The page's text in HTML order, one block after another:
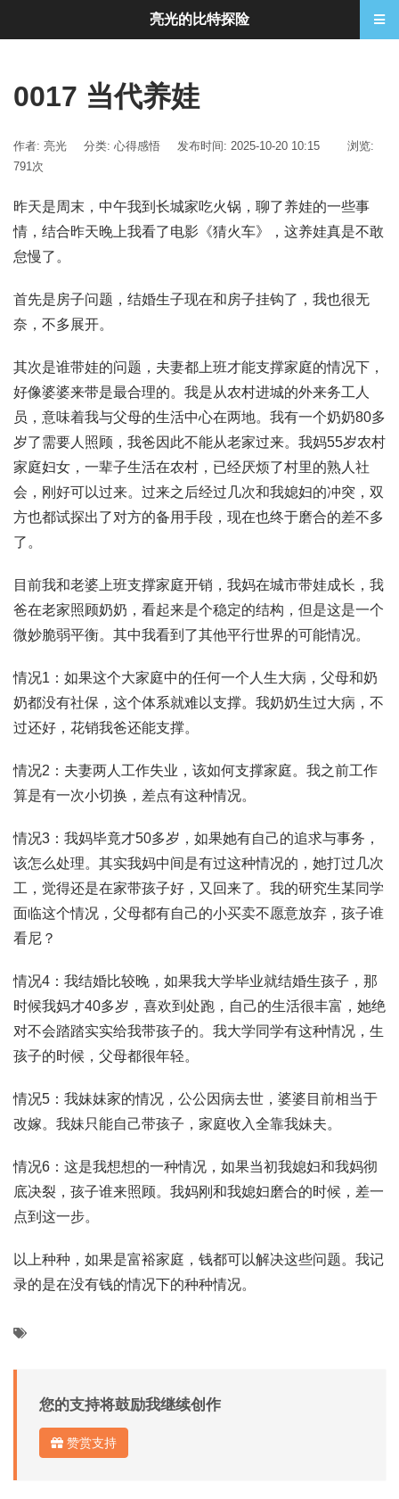
0017 当代养娃
作者: 亮光 分类: 心得感悟 发布时间: 2025-10-20 10:15
浏览:
791次
昨天是周末，中午我到长城家吃火锅，聊了养娃的一些事
情，结合昨天晚上我看了电影《猜火车》，这养娃真是不敢
怠慢了。
首先是房子问题，结婚生子现在和房子挂钩了，我也很无
奈，不多展开。
其次是谁带娃的问题，夫妻都上班才能支撑家庭的情况下，
好像婆婆来带是最合理的。我是从农村进城的外来务工人
员，意味着我与父母的生活中心在两地。我有一个奶奶80多
岁了需要人照顾，我爸因此不能从老家过来。我妈55岁农村
家庭妇女，一辈子生活在农村，已经厌烦了村里的熟人社
会，刚好可以过来。过来之后经过几次和我媳妇的冲突，双
方也都试探出了对方的备用手段，现在也终于磨合的差不多
了。
目前我和老婆上班支撑家庭开销，我妈在城市带娃成长，我
爸在老家照顾奶奶，看起来是个稳定的结构，但是这是一个
微妙脆弱平衡。其中我看到了其他平行世界的可能情况。
情况1：如果这个大家庭中的任何一个人生大病，父母和奶
奶都没有社保，这个体系就难以支撑。我奶奶生过大病，不
过还好，花销我爸还能支撑。
情况2：夫妻两人工作失业，该如何支撑家庭。我之前工作
算是有一次小切换，差点有这种情况。
情况3：我妈毕竟才50多岁，如果她有自己的追求与事务，
该怎么处理。其实我妈中间是有过这种情况的，她打过几次
工，觉得还是在家带孩子好，又回来了。我的研究生某同学
面临这个情况，父母都有自己的小买卖不愿意放弃，孩子谁
看尼？
情况4：我结婚比较晚，如果我大学毕业就结婚生孩子，那
时候我妈才40多岁，喜欢到处跑，自己的生活很丰富，她绝
对不会踏踏实实给我带孩子的。我大学同学有这种情况，生
孩子的时候，父母都很年轻。
情况5：我妹妹家的情况，公公因病去世，婆婆目前相当于
改嫁。我妹只能自己带孩子，家庭收入全靠我妹夫。
情况6：这是我想想的一种情况，如果当初我媳妇和我妈彻
底决裂，孩子谁来照顾。我妈刚和我媳妇磨合的时候，差一
点到这一步。
以上种种，如果是富裕家庭，钱都可以解决这些问题。我记
录的是在没有钱的情况下的种种情况。
您的支持将鼓励我继续创作
赞赏支持
亮光的比特探险